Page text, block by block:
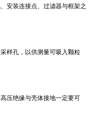
安装连接点、过滤器与框架之
样孔，以供测量可吸入颗粒
压绝缘与壳体接地一定要可